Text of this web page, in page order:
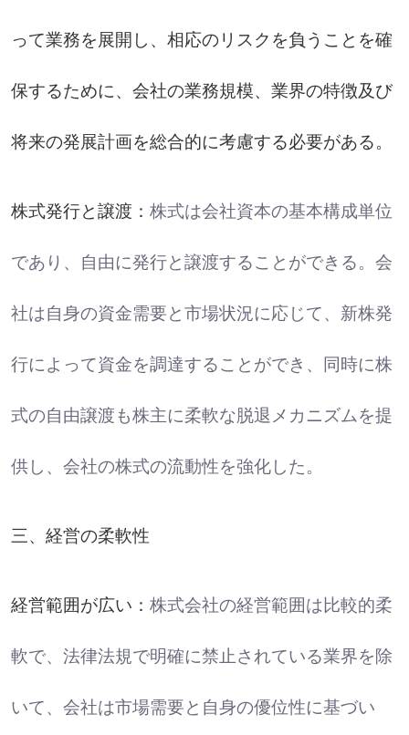
って業務を展開し、相応のリスクを負うことを確
保するために、会社の業務規模、業界の特徴及び
将来の発展計画を総合的に考慮する必要がある。
株式発行と譲渡： 株式は会社資本の基本構成単位
であり、自由に発行と譲渡することができる。会
社は自身の資金需要と市場状況に応じて、新株発
行によって資金を調達することができ、同時に株
式の自由譲渡も株主に柔軟な脱退メカニズムを提
供し、会社の株式の流動性を強化した。
三、経営の柔軟性
経営範囲が広い： 株式会社の経営範囲は比較的柔
軟で、法律法規で明確に禁止されている業界を除
いて、会社は市場需要と自身の優位性に基づい